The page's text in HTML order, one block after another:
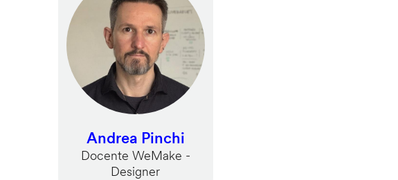
Andrea Pinchi
Docente WeMake -
Designer